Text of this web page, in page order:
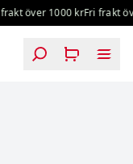
över 1000 krFri frakt